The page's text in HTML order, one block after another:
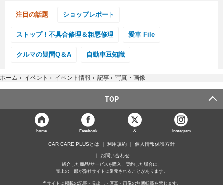
注目の話題 ショップレポート
ストップ！不具合修理＆粗悪修理 愛車 File
クルマの疑問Q＆A 自動車豆知識
ホーム › イベント › イベント情報 › 記事 › 写真・画像
TOP
home Facebook X Instagram
CAR CARE PLUSとは 利用規約 個人情報保護方針
お問い合わせ
紹介した商品/サービスを購入、契約した場合に、
売上の一部が弊社サイトに還元されることがあります。
当サイトに掲載の記事・見出し・写真・画像の無断転載を禁じます。